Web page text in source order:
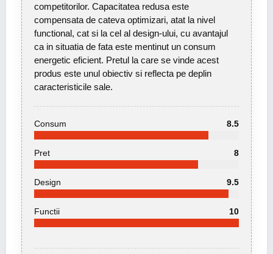
competitorilor. Capacitatea redusa este
compensata de cateva optimizari, atat la nivel
functional, cat si la cel al design-ului, cu avantajul
ca in situatia de fata este mentinut un consum
energetic eficient. Pretul la care se vinde acest
produs este unul obiectiv si reflecta pe deplin
caracteristicile sale.
Consum 8.5
Pret 8
Design 9.5
Functii 10